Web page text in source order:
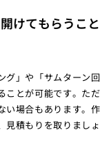
けてもらうこ
グ」や「サムターン
ことが可能です。た
い場合もあります。
積もりを取りましょ